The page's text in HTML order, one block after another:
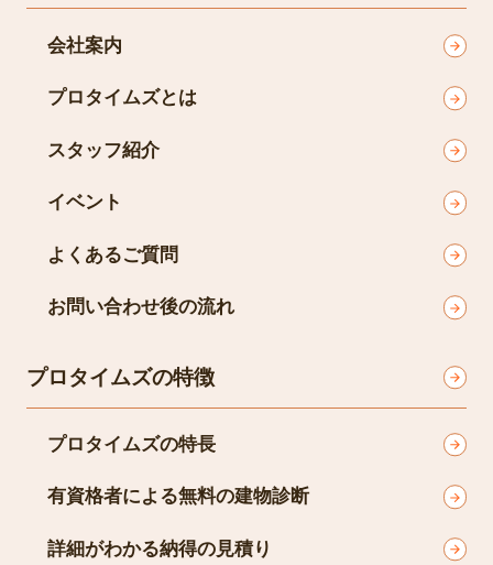
会社案内
プロタイムズとは
スタッフ紹介
イベント
よくあるご質問
お問い合わせ後の流れ
プロタイムズの特徴
プロタイムズの特長
有資格者による無料の建物診断
詳細がわかる納得の見積り